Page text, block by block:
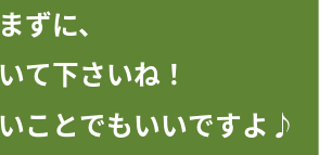
ずに、
て下さいね！
ことでもいいですよ♪